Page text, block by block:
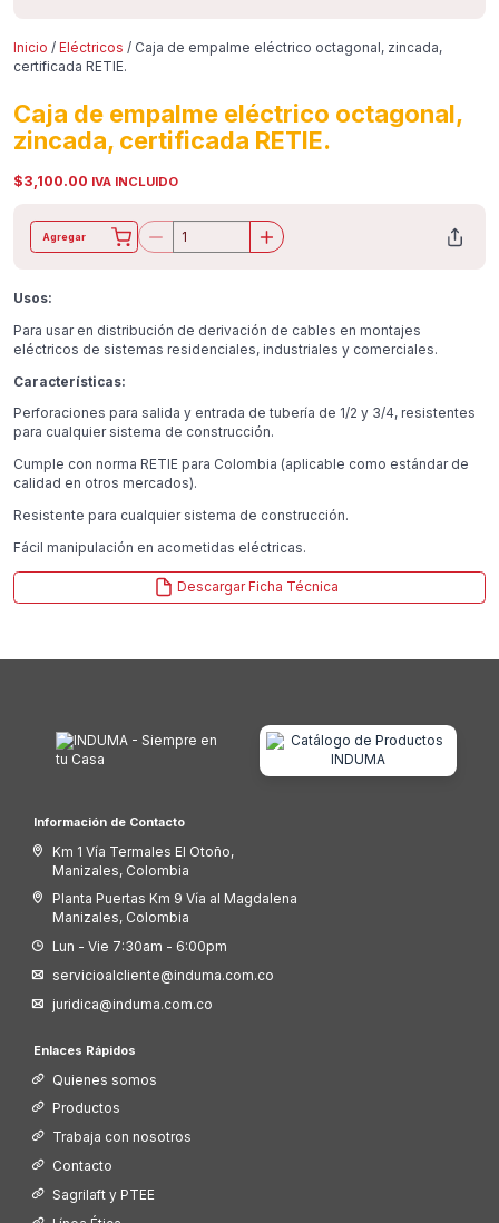
Inicio / Eléctricos / Caja de empalme eléctrico octagonal, zincada,
certificada RETIE.
Caja de empalme eléctrico octagonal,
zincada, certificada RETIE.
$3,100.00 IVA INCLUIDO
Agregar
Usos:
Para usar en distribución de derivación de cables en montajes
eléctricos de sistemas residenciales, industriales y comerciales.
Características:
Perforaciones para salida y entrada de tubería de 1/2 y 3/4, resistentes
para cualquier sistema de construcción.
Cumple con norma RETIE para Colombia (aplicable como estándar de
calidad en otros mercados).
Resistente para cualquier sistema de construcción.
Fácil manipulación en acometidas eléctricas.
Descargar Ficha Técnica
Información de Contacto
Km 1 Vía Termales El Otoño,
Manizales, Colombia
Planta Puertas Km 9 Vía al Magdalena
Manizales, Colombia
Lun - Vie 7:30am - 6:00pm
servicioalcliente@induma.com.co
juridica@induma.com.co
Enlaces Rápidos
Quienes somos
Productos
Trabaja con nosotros
Contacto
Sagrilaft y PTEE